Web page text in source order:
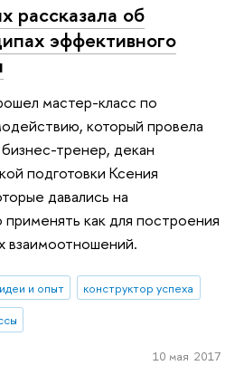
рассказала об
эффективного
мастер-класс по
который провела
тренер, декан
подготовки Ксения
давались на
как для построения
взаимоотношений.
идеи и опыт
конструктор успеха
10 мая 2017